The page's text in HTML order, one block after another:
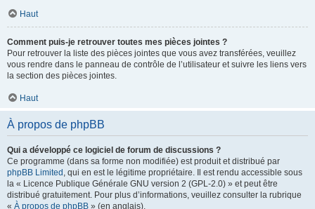
Haut
Comment puis-je retrouver toutes mes pièces jointes ?
Pour retrouver la liste des pièces jointes que vous avez transférées, veuillez
vous rendre dans le panneau de contrôle de l’utilisateur et suivre les liens vers
la section des pièces jointes.
Haut
À propos de phpBB
Qui a développé ce logiciel de forum de discussions ?
Ce programme (dans sa forme non modifiée) est produit et distribué par
phpBB Limited , qui en est le légitime propriétaire. Il est rendu accessible sous
la « Licence Publique Générale GNU version 2 (GPL-2.0) » et peut être
distribué gratuitement. Pour plus d’informations, veuillez consulter la rubrique
« À propos de phpBB » (en anglais).